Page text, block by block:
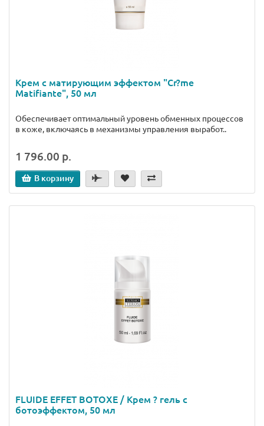
Крем с матирующим эффектом "Cr?me
Matifiante", 50 мл
Обеспечивает оптимальный уровень обменных процессов
в коже, включаясь в механизмы управления выработ..
1 796.00 р.
В корзину
FLUIDE EFFET BOTOXE / Крем ? гель с
ботоэффектом, 50 мл